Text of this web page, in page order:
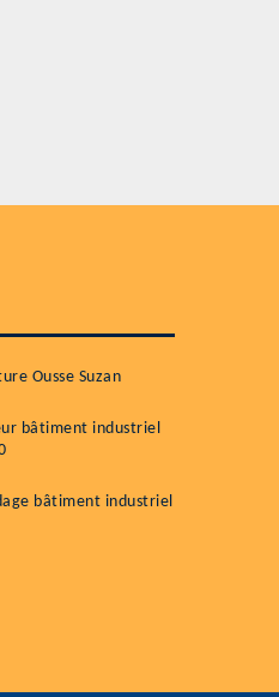
Ousse Suzan
bâtiment industriel
bâtiment industriel
de qualité
33 06 15 63
de la Source 40180